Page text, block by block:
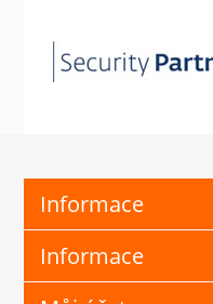
Informace
Informace